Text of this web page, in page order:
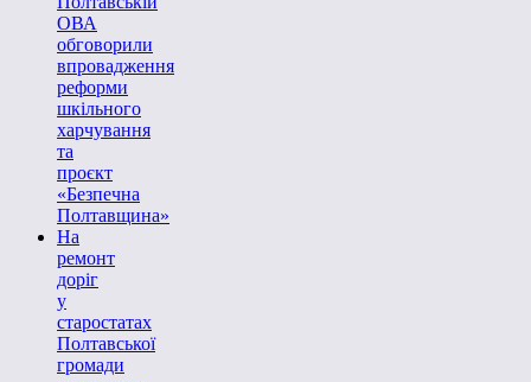
ОВА
обговорили
впровадження
реформи
шкільного
харчування
та
проєкт
«Безпечна
Полтавщина»
На
ремонт
доріг
у
старостатах
Полтавської
громади